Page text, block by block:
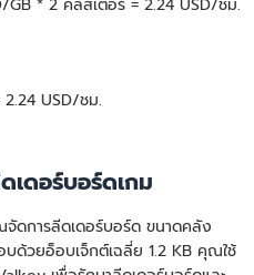
GB * 2 คลัสเตอร์ = 2.24 USD/ชม.
2.24 USD/ชม.
เดอร์บอร์ดเกม
ดการลีดเดอร์บอร์ด ขนาดคลัง
ด้วยอ็อบเจ็กต์เฉลี่ย 1.2 KB คุณใช้